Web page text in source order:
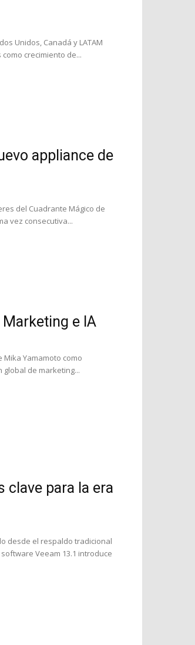
Unidos, Canadá y LATAM
crecimiento de...
appliance de
del Cuadrante Mágico de
vez consecutiva...
e IA
Yamamoto como
global de marketing...
clave para la era
desde el respaldo tradicional
Veeam 13.1 introduce